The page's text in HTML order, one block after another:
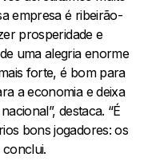
empresa é ribeirão-
prosperidade e
uma alegria enorme
forte, é bom para
a economia e deixa
destaca. “É
bons jogadores: os
conclui.